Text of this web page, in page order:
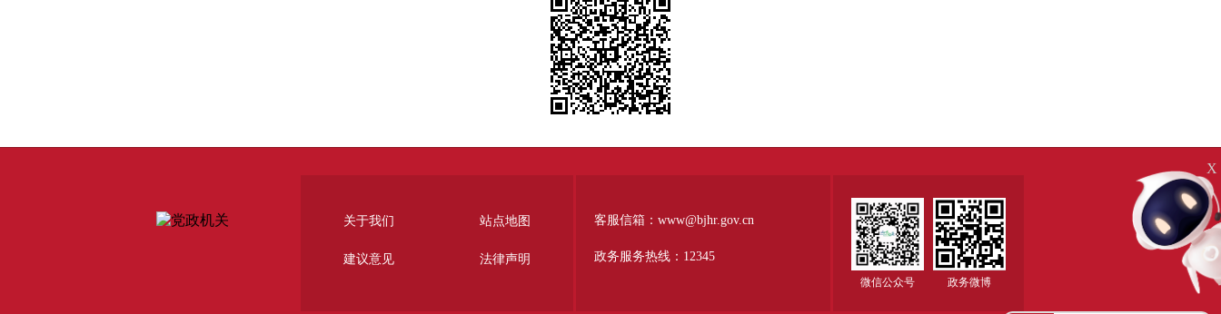
关于我们 站点地图
建议意见 法律声明
客服信箱：www@bjhr.gov.cn
政务服务热线：12345
微信公众号 政务微博
X